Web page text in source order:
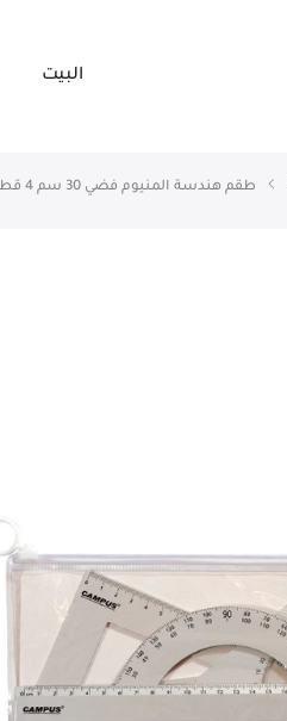
البيت
طقم هندسة المنيوم فضي 30 سم 4 قطع CAMPUS